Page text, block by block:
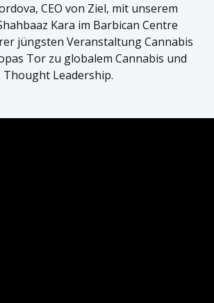
CEO von Ziel, mit unserem
Kara im Barbican Centre
jüngsten Veranstaltung Cannabis
Tor zu globalem Cannabis und
Thought Leadership.